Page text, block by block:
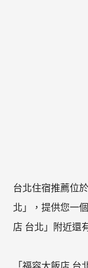
台北住宿推薦位
北」，提供您一
店 台北」附近還
「福容大飯店